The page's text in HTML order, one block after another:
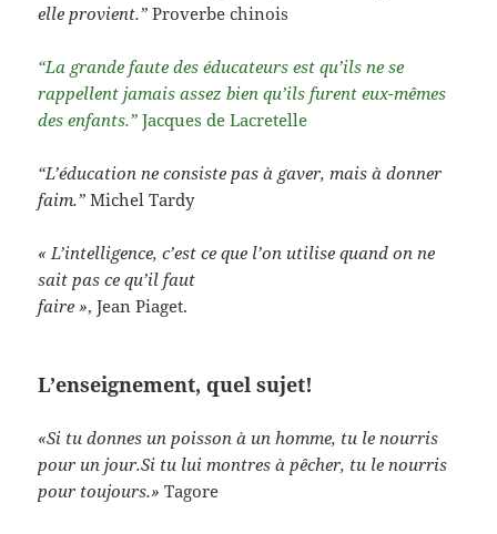
elle provient.” Proverbe chinois
“La grande faute des éducateurs est qu’ils ne se
rappellent jamais assez bien qu’ils furent eux-mêmes
des enfants.” Jacques de Lacretelle
“L’éducation ne consiste pas à gaver, mais à donner
faim.”Michel Tardy
« L’intelligence, c’est ce que l’on utilise quand on ne
sait pas ce qu’il faut
faire », Jean Piaget.
L’enseignement, quel sujet!
«Si tu donnes un poisson à un homme, tu le nourris
pour un jour.Si tu lui montres à pêcher, tu le nourris
pour toujours.» Tagore